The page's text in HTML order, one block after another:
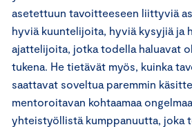
asetettuun tavoitteeseen liittyviä
hyviä kuuntelijoita, hyviä kysyjiä ja
ajattelijoita, jotka todella haluavat
tukena. He tietävät myös, kuinka
saattavat soveltua paremmin
mentoroitavan kohtaamaa
yhteistyöllistä kumppanuutta, joka